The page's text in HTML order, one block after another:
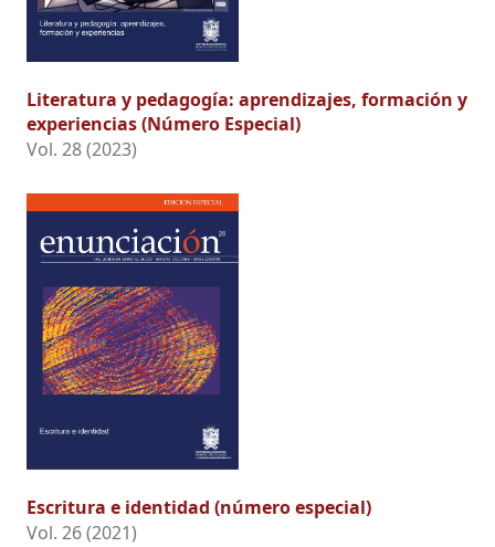
Literatura y pedagogía: aprendizajes, formación y
experiencias (Número Especial)
Vol. 28 (2023)
Escritura e identidad (número especial)
Vol. 26 (2021)